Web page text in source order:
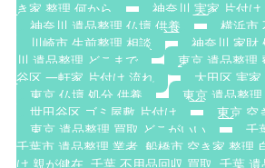
き家 整理 何から
神奈川 実家 片付け
神奈川 遺品整理 仏壇 供養
横浜市
川崎市 生前整理 相談
神奈川 家財
川 遺品整理 どこまで
東京 遺品整理
谷区 一軒家 片付け 流れ
大田区 実家
東京 仏壇 処分 供養
東京 遺品整
世田谷区 ゴミ屋敷 片付け
東京 空
東京 遺品整理 買取 どこがいい
千
千葉市 遺品整理 業者. 船橋市 空き家 整理
け 親が健在. 千葉 不用品回収 買取. 千葉